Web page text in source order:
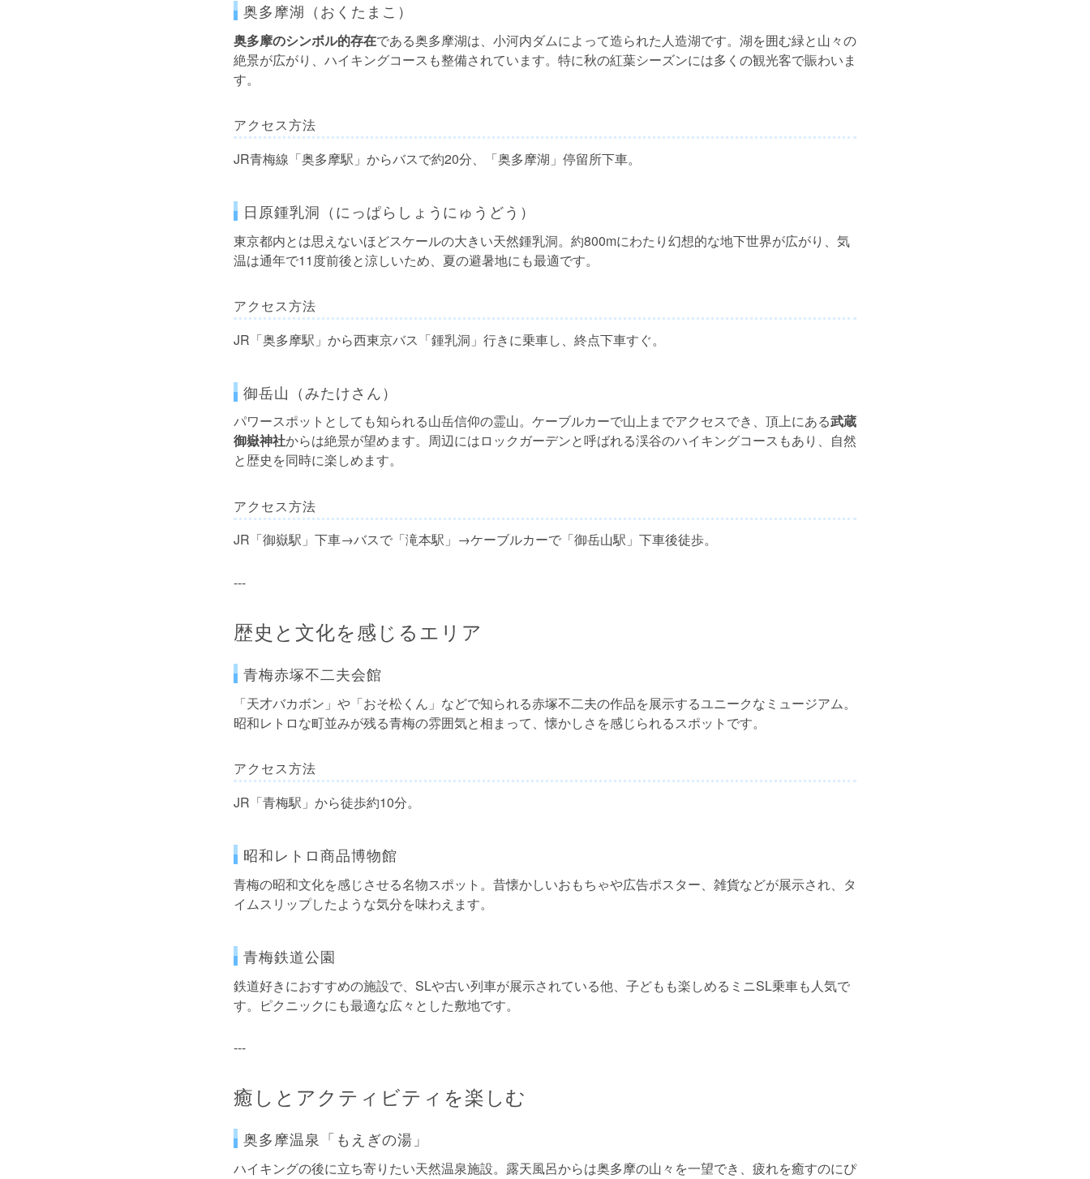
奥多摩湖（おくたまこ）
奥多摩のシンボル的存在である奥多摩湖は、小河内ダムによって造られた人造湖です。湖を囲む緑と山々の
絶景が広がり、ハイキングコースも整備されています。特に秋の紅葉シーズンには多くの観光客で賑わいま
す。
アクセス方法
JR青梅線「奥多摩駅」からバスで約20分、「奥多摩湖」停留所下車。
日原鍾乳洞（にっぱらしょうにゅうどう）
東京都内とは思えないほどスケールの大きい天然鍾乳洞。約800mにわたり幻想的な地下世界が広がり、気
温は通年で11度前後と涼しいため、夏の避暑地にも最適です。
アクセス方法
JR「奥多摩駅」から西東京バス「鍾乳洞」行きに乗車し、終点下車すぐ。
御岳山（みたけさん）
パワースポットとしても知られる山岳信仰の霊山。ケーブルカーで山上までアクセスでき、頂上にある武蔵
御嶽神社からは絶景が望めます。周辺にはロックガーデンと呼ばれる渓谷のハイキングコースもあり、自然
と歴史を同時に楽しめます。
アクセス方法
JR「御嶽駅」下車→バスで「滝本駅」→ケーブルカーで「御岳山駅」下車後徒歩。
---
歴史と文化を感じるエリア
青梅赤塚不二夫会館
「天才バカボン」や「おそ松くん」などで知られる赤塚不二夫の作品を展示するユニークなミュージアム。
昭和レトロな町並みが残る青梅の雰囲気と相まって、懐かしさを感じられるスポットです。
アクセス方法
JR「青梅駅」から徒歩約10分。
昭和レトロ商品博物館
青梅の昭和文化を感じさせる名物スポット。昔懐かしいおもちゃや広告ポスター、雑貨などが展示され、タ
イムスリップしたような気分を味わえます。
青梅鉄道公園
鉄道好きにおすすめの施設で、SLや古い列車が展示されている他、子どもも楽しめるミニSL乗車も人気で
す。ピクニックにも最適な広々とした敷地です。
---
癒しとアクティビティを楽しむ
奥多摩温泉「もえぎの湯」
ハイキングの後に立ち寄りたい天然温泉施設。露天風呂からは奥多摩の山々を一望でき、疲れを癒すのにぴ